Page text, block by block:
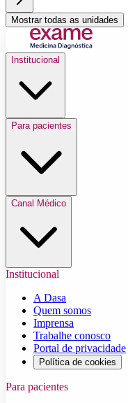
Mostrar todas as unidades
Institucional
Para pacientes
Canal Médico
Institucional
A Dasa
Quem somos
Imprensa
Trabalhe conosco
Portal de privacidade
Política de cookies
Para pacientes